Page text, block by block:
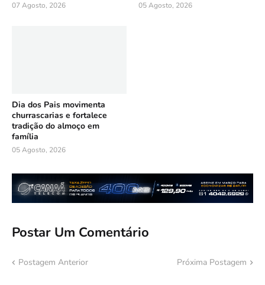
07 Agosto, 2026 05 Agosto, 2026
Dia dos Pais movimenta
churrascarias e fortalece
tradição do almoço em
família
05 Agosto, 2026
Postar Um Comentário
Postagem Anterior Próxima Postagem